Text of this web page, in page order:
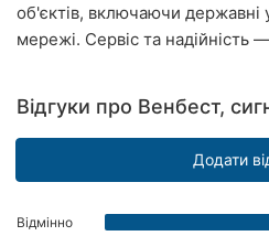
Львів
Ріг
об'єктів, включаючи державні
мережі. Сервіс та надійність
Відгуки про Венбест,
Додати
Відмінно